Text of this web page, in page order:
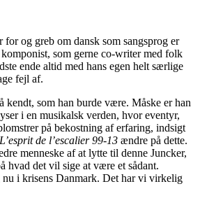
og greb om dansk som sangsprog er
som gerne co-writer med folk
ende altid med hans egen helt særlige
fejl af.
kendt, som han burde være. Måske er han
i en musikalsk verden, hvor eventyr,
på bekostning af erfaring, indsigt
L’esprit de l’escalier 99-13 ændre på dette.
menneske af at lytte til denne Juncker,
hvad det vil sige at være et sådant.
nu i krisens Danmark. Det har vi virkelig